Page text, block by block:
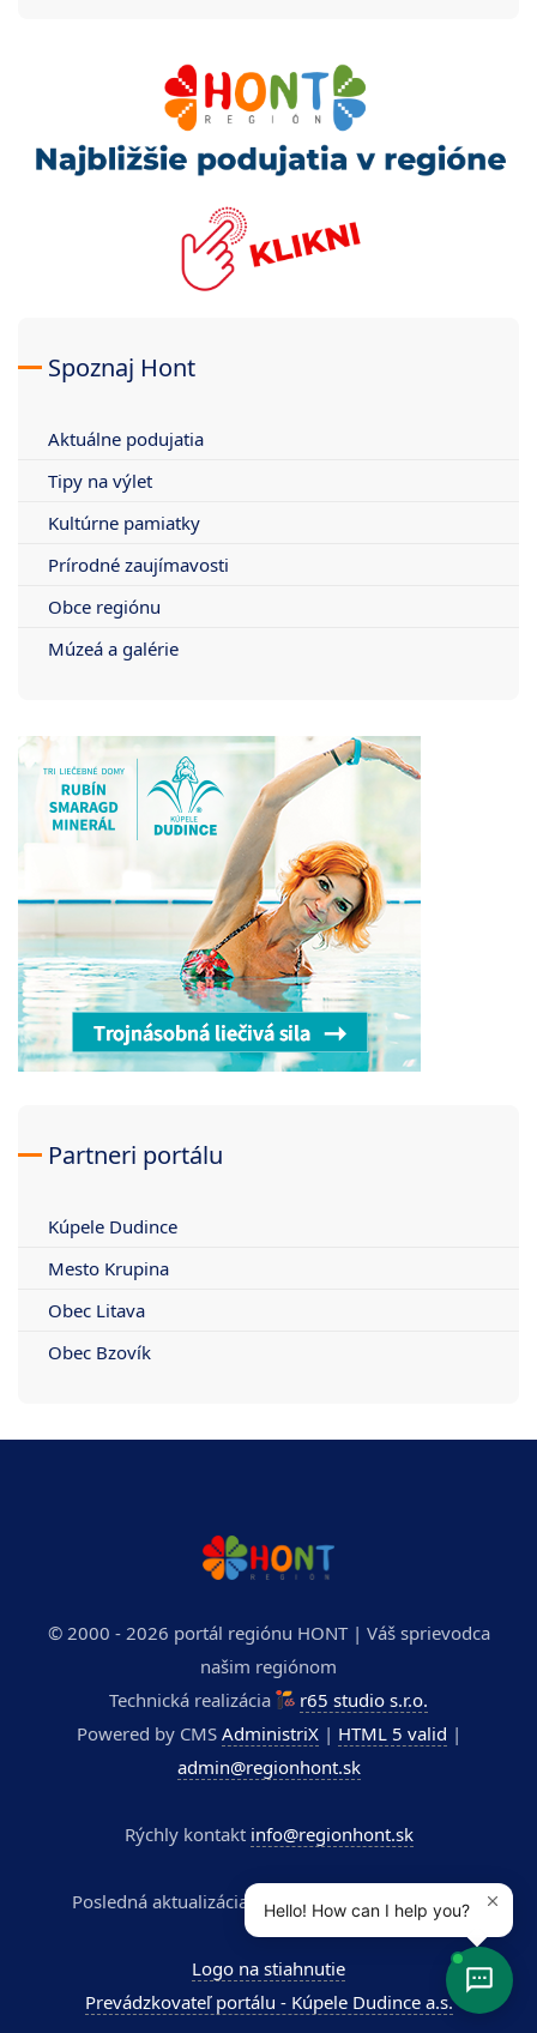
Spoznaj Hont
Aktuálne podujatia
Tipy na výlet
Kultúrne pamiatky
Prírodné zaujímavosti
Obce regiónu
Múzeá a galérie
Partneri portálu
Kúpele Dudince
Mesto Krupina
Obec Litava
Obec Bzovík
© 2000 - 2026 portál regiónu HONT | Váš sprievodca
našim regiónom
Technická realizácia
r65 studio s.r.o.
Powered by CMS AdministriX| HTML 5 valid |
admin@regionhont.sk
Rýchly kontakt info@regionhont.sk
Posledná aktualizácia stránky: 27.7.2026, 12:21
Logo na stiahnutie
Prevádzkovateľ portálu - Kúpele Dudince a.s.